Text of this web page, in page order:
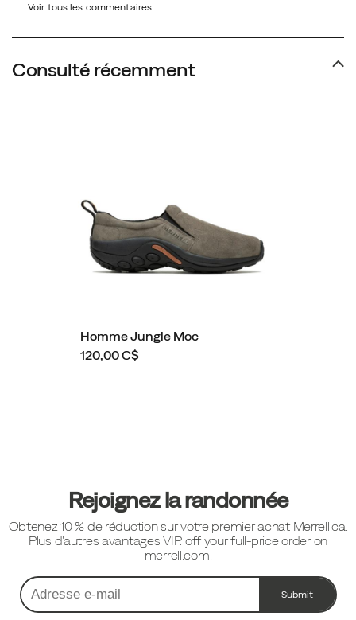
Voir tous les commentaires
Consulté récemment
Homme Jungle Moc
120,00 C$
page
Rejoignez la randonnée
Obtenez 10 % de réduction sur votre premier achat Merrell.ca.
Plus d'autres avantages VIP. off your full-price order on
merrell.com.
Adresse
e-
mail
Submit